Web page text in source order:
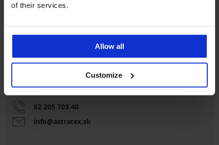
of their services.
Allow all
Customize
Výhodné poštovné
Zákaznícka podpora
Počas pracovných dní od 8:00 do 17:00
02 205 703 40
info@astratex.sk